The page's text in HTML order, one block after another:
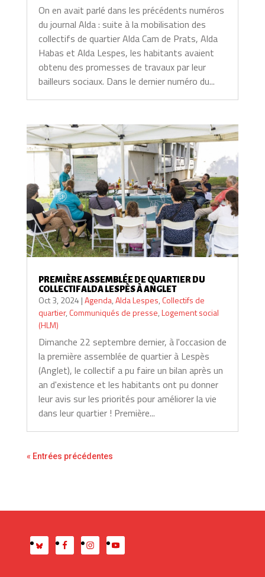
On en avait parlé dans les précédents numéros
du journal Alda : suite à la mobilisation des
collectifs de quartier Alda Cam de Prats, Alda
Habas et Alda Lespes, les habitants avaient
obtenu des promesses de travaux par leur
bailleurs sociaux. Dans le dernier numéro du...
PREMIÈRE ASSEMBLÉE DE QUARTIER DU
COLLECTIF ALDA LESPÈS À ANGLET
Oct 3, 2024 |Agenda,Alda Lespes, Collectifs de
quartier, Communiqués de presse,Logement social
(HLM)
Dimanche 22 septembre dernier, à l'occasion de
la première assemblée de quartier à Lespès
(Anglet), le collectif a pu faire un bilan après un
an d'existence et les habitants ont pu donner
leur avis sur les priorités pour améliorer la vie
dans leur quartier ! Première...
« Entrées précédentes